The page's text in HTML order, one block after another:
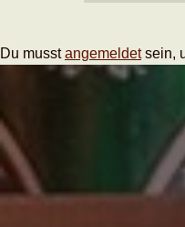
Du musstangemeldetsein,